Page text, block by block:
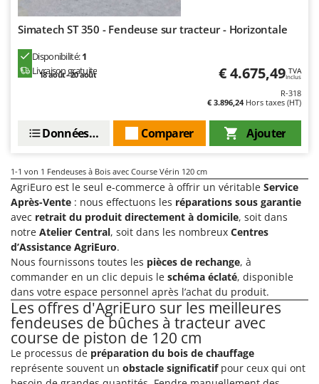
Désherbeurs thermiques et mécaniques
Déshumidificateurs
Draineuses
Effeuilleuses pour olives
Électropompes pour la maison et le jardin
Éleveuses artificielles pour poussins
Enfouisseurs de pierres
Enrouleurs de filets pour olives
Épareuses pour tracteur
Épépineuses
Équipements de protection des voies respiratoires
F
Fendeuses à bois
Filets pour la Récolte des olives
Bosch
Brumi
BullMach
Campagnola
Castelgarden
Castellari
Ceccato Olindo
Char-Broil
Classe
Clementi
Cofra
Comet
Cresco
Cruccolini
Simatech ST 350 - Fendeuse sur tracteur - Horizontale
Disponibilité:1
Livraison gratuite
18 août - 20 août € 4.675,49 TVA
Inclus
R-318
€ 3.896,24Hors taxes (HT)
Ajouter
Comparer
Données techniques
1-1 von 1 Fendeuses à Bois avec Course Vérin 120 cm
AgriEuro est le seul e-commerce à offrir un véritable Service
Après-Vente : nous effectuons les réparations sous garantie
avec retrait du produit directement à domicile, soit dans
notre Atelier Central, soit dans les nombreux Centres
d’Assistance AgriEuro.
Nous fournissons toutes les pièces de rechange, à
commander en un clic depuis le schéma éclaté, disponible
dans votre espace personnel après l’achat du produit.
Les offres d'AgriEuro sur les meilleures
fendeuses de bûches à tracteur avec
course de piston de 120 cm
Le processus de préparation du bois de chauffage
représente souvent un obstacle significatifpour ceux qui ont